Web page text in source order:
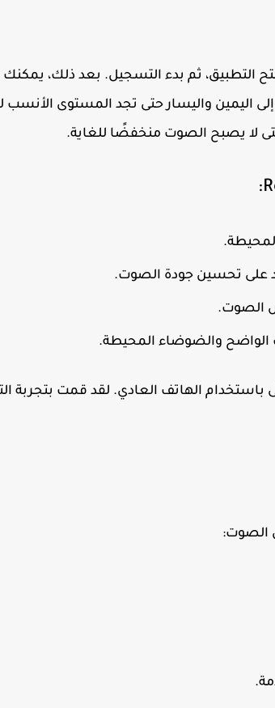
التطبيق، ثم بدء التسجيل. بعد ذلك، يمكنك
اليمين واليسار حتى تجد المستوى الأنسب
لا يصبح الصوت منخفضًا للغاية.
على تحسين جودة الصوت.
الصوت.
والضوضاء المحيطة.
الهاتف العادي. لقد قمت بتجربة